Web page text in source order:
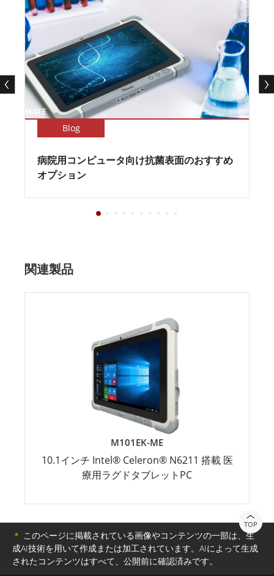
Blog
病院用コンピュータ向け抗菌表面のおすすめ
オプション
関連製品
M101EK-ME
10.1インチ Intel® Celeron® N6211 搭載 医
療用ラグドタブレットPC
TOP
＊ このページに掲載されている画像やコンテンツの一部は、生
成AI技術を用いて作成または加工されています。AIによって生成
されたコンテンツはすべて、公開前に確認済みです。